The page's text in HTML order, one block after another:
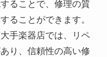
ることで、修理の質
ることができます。
手楽器店では、リペ
り、信頼性の高い修